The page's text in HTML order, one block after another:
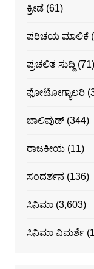
ಕ್ರೀಡೆ(61)
ಪರಿಚಯ ಮಾಲಿಕೆ
ಪ್ರಚಲಿತ ಸುದ್ದಿ (71)
ಫೋಟೋಗ್ಯಾಲರಿ
ಬಾಲಿವುಡ್(344)
ರಾಜಕೀಯ(11)
ಸಂದರ್ಶನ (136)
ಸಿನಿಮಾ(3,603)
ಸಿನಿಮಾ ವಿಮರ್ಶೆ